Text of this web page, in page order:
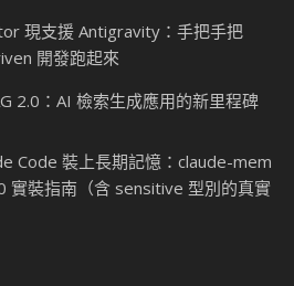
現支援 Antigravity：手把手把
開發跑起來
2.0：AI 檢索生成應用的新里程碑
Code 裝上長期記憶：claude-mem
實裝指南（含 sensitive 型別的真實